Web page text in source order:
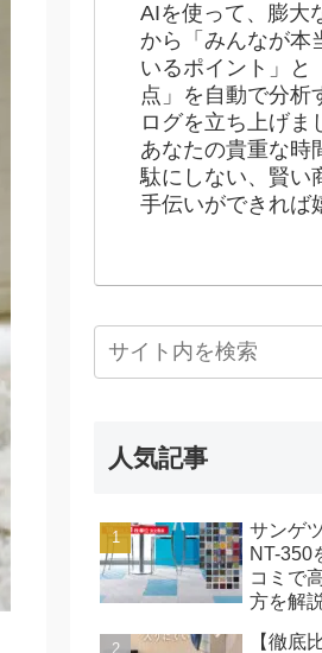
AIを使って、膨大
から「みんなが本
いるポイント」と
点」を自動で分析
ログを立ち上げま
あなたの貴重な時
駄にしない、賢い
手伝いができれば
人気記事
サンゲ
NT-350
コミで
方を解説
【徹底